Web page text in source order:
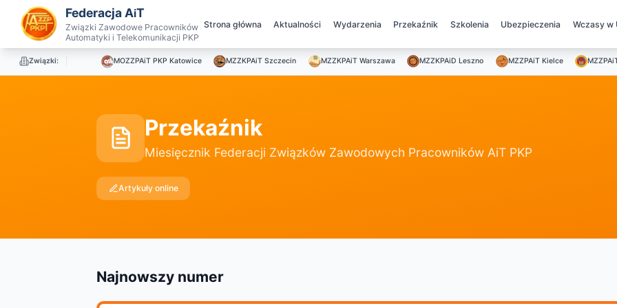
Federacja AiT
Związki Zawodowe Pracowników
Automatyki i Telekomunikacji PKP
Strona główna Aktualności Wydarzenia Przekaźnik Szkolenia Ubezpieczenia Wczasy w
Związki: MOZZPAiT PKP Katowice MZZKPAiT Szczecin MZZKPAiT Warszawa MZZKPAiD Leszno MZZPAiT Kielce
Przekaźnik
Miesięcznik Federacji Związków Zawodowych Pracowników AiT PKP
Artykuły online
Najnowszy numer